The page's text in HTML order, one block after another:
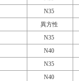
N35
異方性
N35
N40
N35
N40